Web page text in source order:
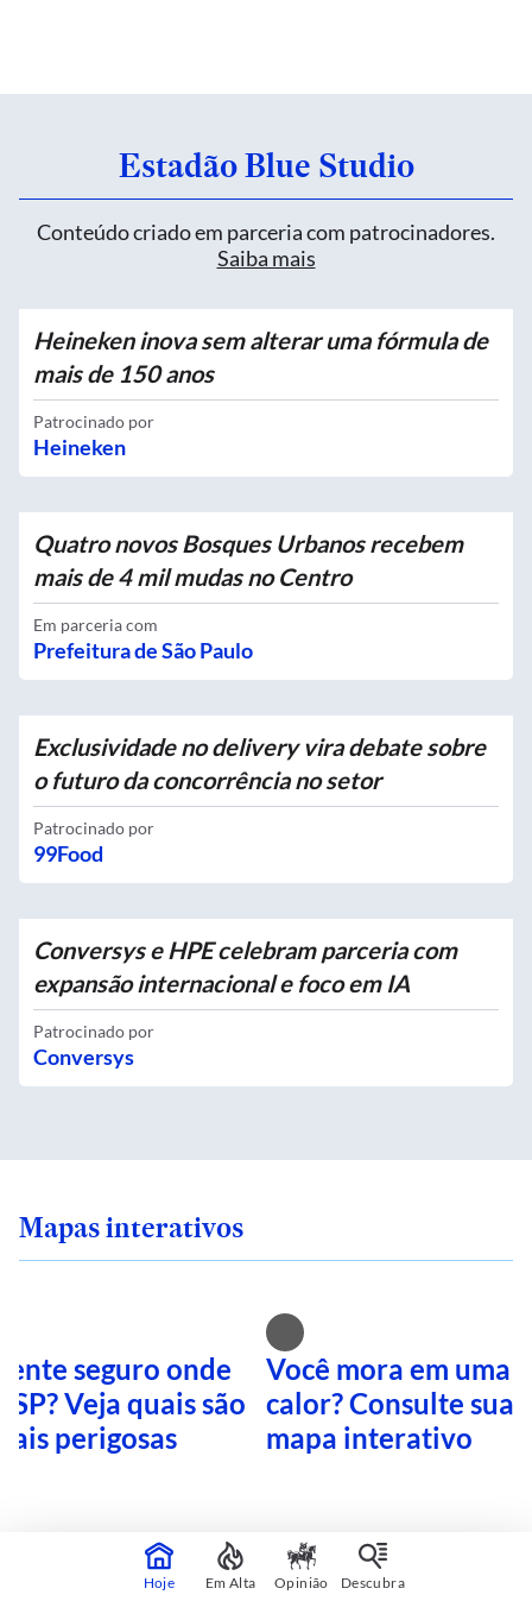
Estadão Blue Studio
Conteúdo criado em parceria com patrocinadores.
Saiba mais
Heineken inova sem alterar uma fórmula de
mais de 150 anos
Patrocinado por
Heineken
Quatro novos Bosques Urbanos recebem
mais de 4 mil mudas no Centro
Em parceria com
Prefeitura de São Paulo
Exclusividade no delivery vira debate sobre
o futuro da concorrência no setor
Patrocinado por
99Food
Conversys e HPE celebram parceria com
expansão internacional e foco em IA
Patrocinado por
Conversys
Mapas interativos
seguro onde
SP? Veja quais são
perigosas
Você mora em uma
calor? Consulte sua
mapa interativo
CONTINUA APÓS A PUBLICIDADE
Hoje Em Alta Opinião Descubra